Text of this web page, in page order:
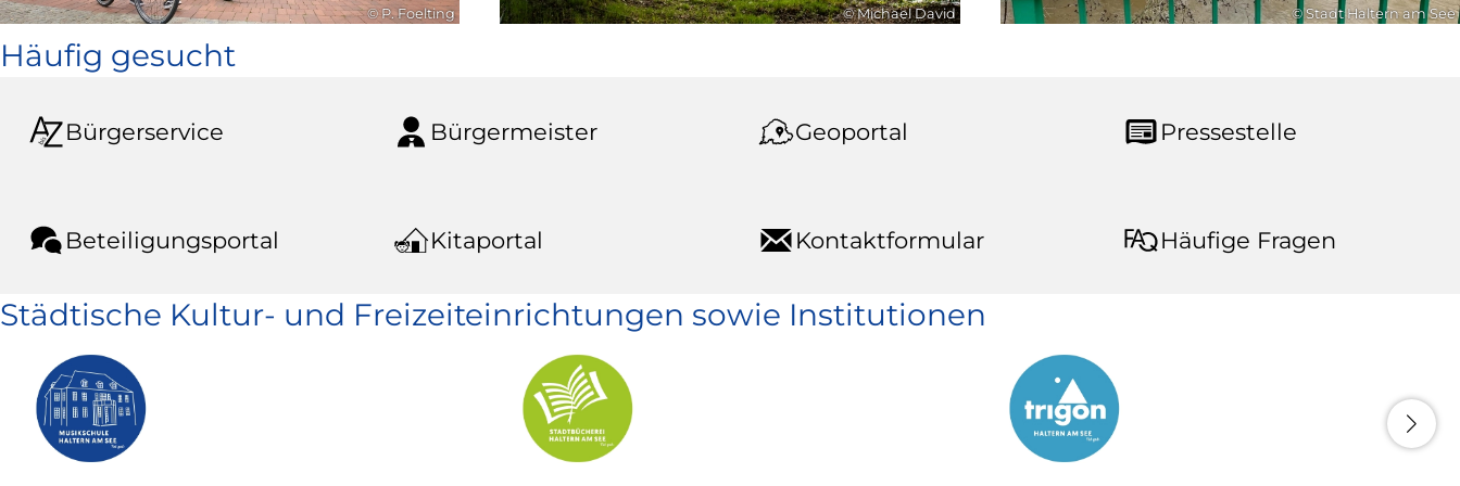
© P. Foelting © Michael David © Stadt Haltern am See
Häufig gesucht
Bürgerservice Bürgermeister Geoportal Pressestelle
Beteiligungsportal Kitaportal Kontaktformular Häufige Fragen
Städtische Kultur- und Freizeiteinrichtungen sowie Institutionen